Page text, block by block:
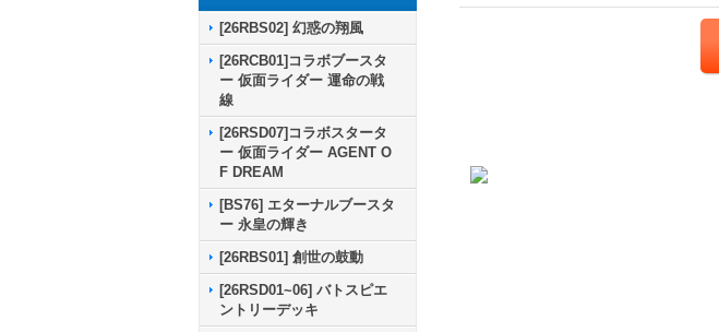
[26RBS02] 幻惑の翔風
[26RCB01]コラボブースタ
ー 仮面ライダー 運命の戦
線
[26RSD07]コラボスタータ
ー 仮面ライダー AGENT O
F DREAM
[BS76] エターナルブースタ
ー 永皇の輝き
[26RBS01] 創世の鼓動
[26RSD01~06] バトスピエ
ントリーデッキ